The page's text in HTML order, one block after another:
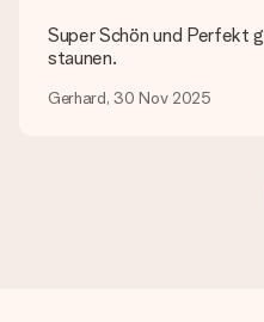
Lieferzeit,
Kann ich ein Lieferdatum
Wie lange dauert die
Super Schön und Perfekt
staunen.
Gerhard, 30 Nov 2025